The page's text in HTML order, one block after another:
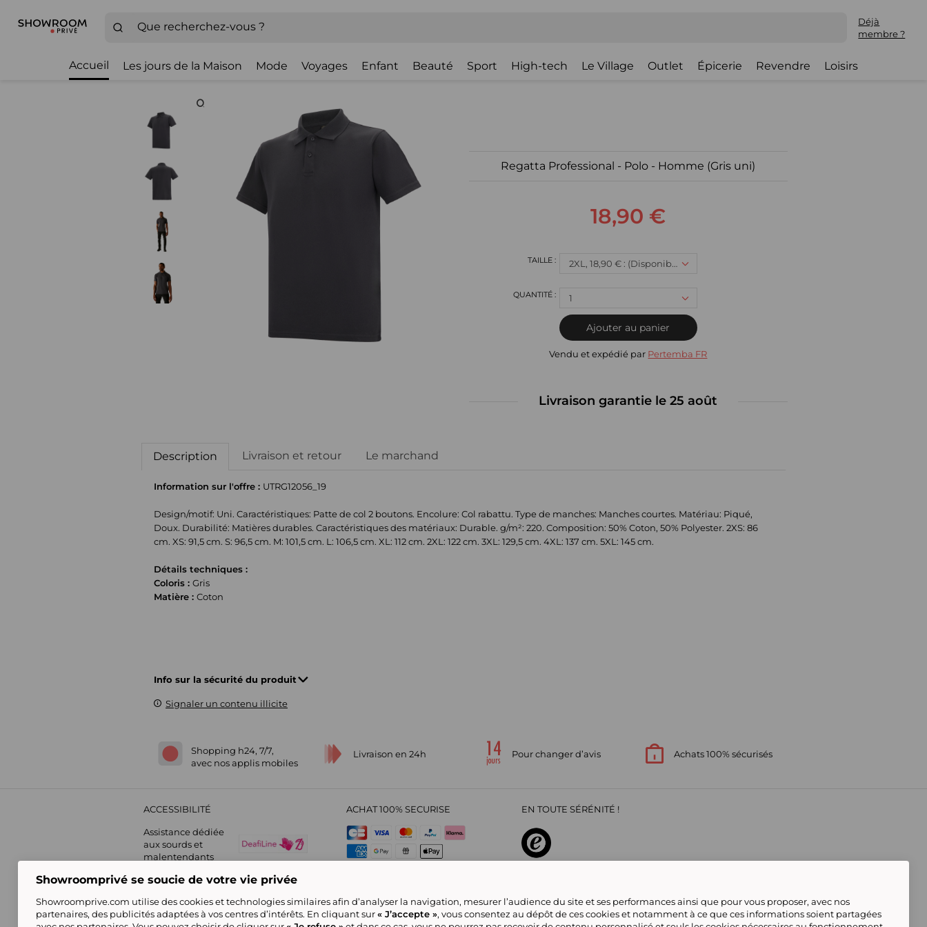
Déjà
membre ?
Accueil Les jours de la Maison Mode Voyages Enfant Beauté Sport High-tech Le Village Outlet Épicerie Revendre Loisirs
Regatta Professional - Polo - Homme (Gris uni)
18,90 €
2XL, 18,90 € : (Disponible)
1
Ajouter au panier
Vendu et expédié par Pertemba FR
Livraison garantie le 25 août
Description Livraison et retour Le marchand
Information sur l'offre : UTRG12056_19
Design/motif: Uni. Caractéristiques: Patte de col 2 boutons. Encolure: Col rabattu. Type de manches: Manches courtes. Matériau: Piqué,
Doux. Durabilité: Matières durables. Caractéristiques des matériaux: Durable. g/m²: 220. Composition: 50% Coton, 50% Polyester. 2XS: 86
cm. XS: 91,5 cm. S: 96,5 cm. M: 101,5 cm. L: 106,5 cm. XL: 112 cm. 2XL: 122 cm. 3XL: 129,5 cm. 4XL: 137 cm. 5XL: 145 cm.
Détails techniques :
Coloris :Gris
Matière :Coton
Info sur la sécurité du produit
Signaler un contenu illicite
Shopping h24, 7/7,
avec nos applis mobiles
Livraison en 24h Pour changer d’avis Achats 100% sécurisés
ACCESSIBILITÉ
Assistance dédiée
aux sourds et
malentendants
ACHAT 100% SECURISE EN TOUTE SÉRÉNITÉ !
Showroomprivé se soucie de votre vie privée
Showroomprive.com utilise des cookies et technologies similaires afin d’analyser la navigation, mesurer l’audience du site et ses performances ainsi que pour vous proposer, avec nos
partenaires, des publicités adaptées à vos centres d’intérêts. En cliquant sur« J’accepte », vous consentez au dépôt de ces cookies et notamment à ce que ces informations soient partagées